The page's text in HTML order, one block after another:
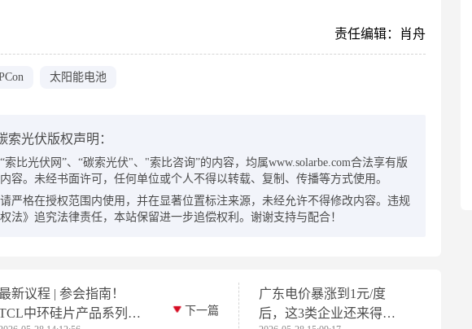
责任编辑：肖舟
太阳能电池
索光伏版权声明：
索比光伏网”、“碳索光伏"、"索比咨询”的内容，均属www.solarbe.com合法享有版
容。未经书面许可，任何单位或个人不得以转载、复制、传播等方式使用。
严格在授权范围内使用，并在显著位置标注来源，未经允许不得修改内容。违规
法》追究法律责任，本站保留进一步追偿权利。谢谢支持与配合！
新议程 | 参会指南！
中环硅片产品系列暨
下一篇
广东电价暴涨到1元/度
后，这3类企业还来得及